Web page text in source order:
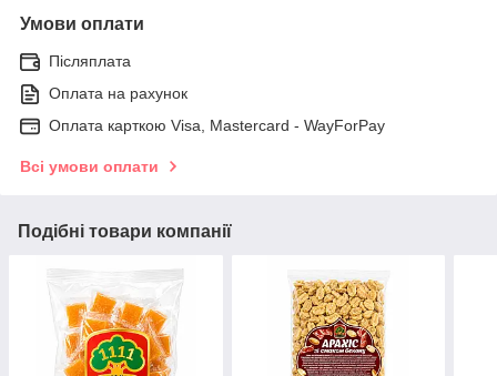
Умови оплати
Післяплата
Оплата на рахунок
Оплата карткою Visa, Mastercard - WayForPay
Всі умови оплати
Подібні товари компанії